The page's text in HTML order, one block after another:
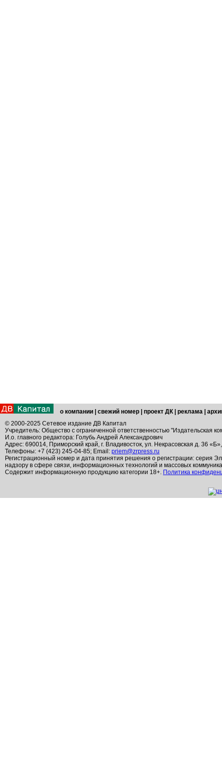
о компании свежий номер проект ДК реклама
© 2000-2025 Сетевое издание ДВ Капитал
Учредитель: Общество с ограниченной ответственностью "Издательская
И.о. главного редактора: Голубь Андрей Александрович
Адрес: 690014, Приморский край, г. Владивосток, ул. Некрасовская д. 36
Телефоны: +7 (423) 245-04-85; Email: priem@zrpress.ru
Регистрационный номер и дата принятия решения о регистрации: серия
надзору в сфере связи, информационных технологий и массовых
Содержит информационную продукцию категории 18+. Политика